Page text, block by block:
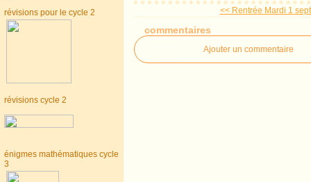
révisions pour le cycle 2
révisions cycle 2
énigmes mathématiques cycle
3
<< Rentrée Mardi 1
commentaires
Ajouter un commentaire